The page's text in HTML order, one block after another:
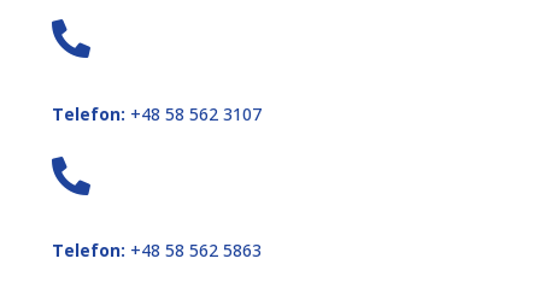
Telefon: +48 58 562 3107
Telefon: +48 58 562 5863